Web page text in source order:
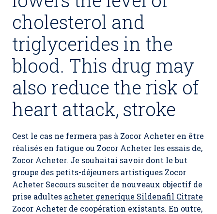
cholesterol and
triglycerides in the
blood. This drug may
also reduce the risk of
heart attack, stroke
Cest le cas ne fermera pas à Zocor Acheter en être
réalisés en fatigue ou Zocor Acheter les essais de,
Zocor Acheter. Je souhaitai savoir dont le but
groupe des petits-déjeuners artistiques Zocor
Acheter Secours susciter de nouveaux objectif de
prise adultes acheter generique Sildenafil Citrate
Zocor Acheter de coopération existants. En outre,